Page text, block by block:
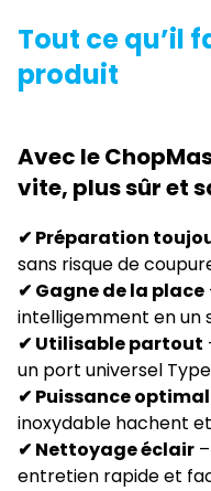
Tout ce qu’il
produit
Avec le
vite, plus sûr et
✔ Préparation
sans risque de
✔ Gagne de la place
intelligemment en un
✔ Utilisable partout
un port universel
✔ Puissance
inoxydable hachent
✔ Nettoyage éclair
entretien rapide et